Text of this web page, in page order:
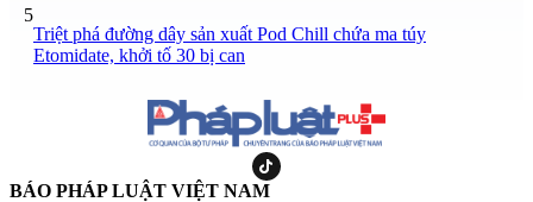
5
Triệt phá đường dây sản xuất Pod Chill chứa ma túy
Etomidate, khởi tố 30 bị can
BÁO PHÁP LUẬT VIỆT NAM